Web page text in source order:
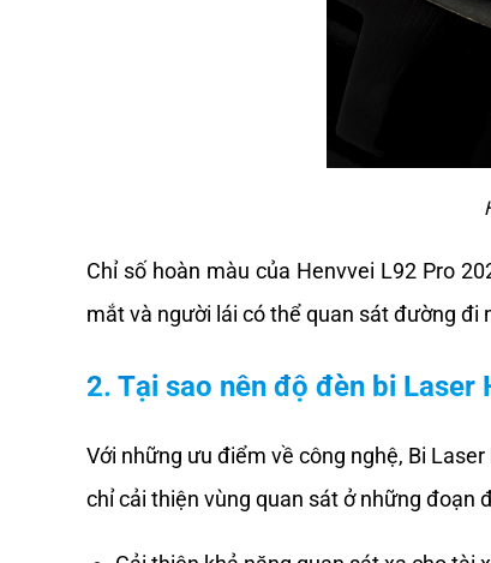
Chỉ số hoàn màu của Henvvei L92 Pro
mắt và người lái có thể quan sát đường đi
2. Tại sao nên độ đèn bi
Với những ưu điểm về công nghệ, Bi
chỉ cải thiện vùng quan sát ở những đoạn